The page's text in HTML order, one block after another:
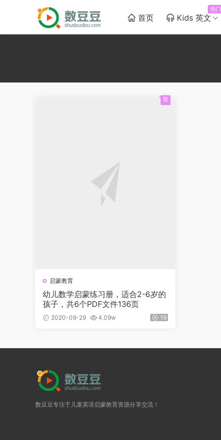
首页 Kids 英文
热门
启蒙教育
幼儿数学启蒙练习册，适合2-6岁的
孩子，共6个PDF文件136页
2020-09-29 4.09w 19
荐
数豆豆专注于儿童英语启蒙教育资源分享交流！